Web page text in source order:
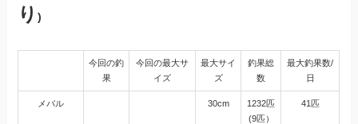
り)
今回の釣
果
今回の最大サ
イズ
最大サイ
ズ
釣果総
数
最大釣果数/
日
メバル 30cm
1232匹
(9匹）
41匹